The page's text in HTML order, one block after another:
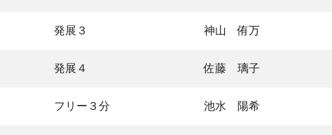
発展３ 神山 侑万
発展４ 佐藤 璃子
フリー３分 池水 陽希